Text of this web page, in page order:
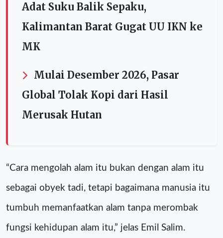
Adat Suku Balik Sepaku,
Kalimantan Barat Gugat UU IKN ke
MK
Mulai Desember 2026, Pasar
Global Tolak Kopi dari Hasil
Merusak Hutan
“Cara mengolah alam itu bukan dengan alam itu
sebagai obyek tadi, tetapi bagaimana manusia itu
tumbuh memanfaatkan alam tanpa merombak
fungsi kehidupan alam itu,” jelas Emil Salim.